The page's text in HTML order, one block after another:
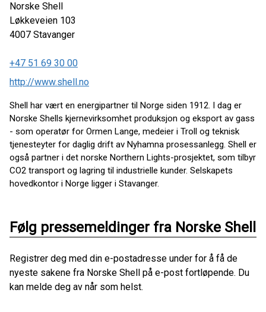
Norske Shell
Løkkeveien 103
4007 Stavanger
+47 51 69 30 00
http://www.shell.no
Shell har vært en energipartner til Norge siden 1912. I dag er
Norske Shells kjernevirksomhet produksjon og eksport av gass
- som operatør for Ormen Lange, medeier i Troll og teknisk
tjenesteyter for daglig drift av Nyhamna prosessanlegg. Shell er
også partner i det norske Northern Lights-prosjektet, som tilbyr
CO2 transport og lagring til industrielle kunder. Selskapets
hovedkontor i Norge ligger i Stavanger.
Følg pressemeldinger fra Norske Shell
Registrer deg med din e-postadresse under for å få de
nyeste sakene fra Norske Shell på e-post fortløpende. Du
kan melde deg av når som helst.